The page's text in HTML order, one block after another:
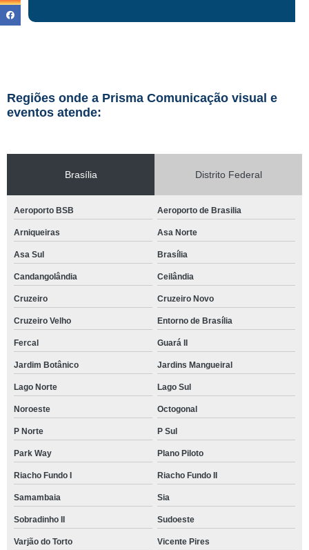
Regiões onde a Prisma Comunicação visual e
eventos atende:
Brasília Distrito Federal
Aeroporto BSB Aeroporto de Brasilia
Arniqueiras Asa Norte
Asa Sul Brasília
Candangolândia Ceilândia
Cruzeiro Cruzeiro Novo
Cruzeiro Velho Entorno de Brasília
Fercal Guará II
Jardim Botânico Jardins Mangueiral
Lago Norte Lago Sul
Noroeste Octogonal
P Norte P Sul
Park Way Plano Piloto
Riacho Fundo I Riacho Fundo II
Samambaia Sia
Sobradinho II Sudoeste
Varjão do Torto Vicente Pires